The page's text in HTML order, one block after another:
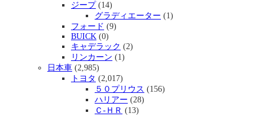
ジープ(14)
グラディエーター (1)
フォード (9)
BUICK (0)
キャデラック (2)
リンカーン (1)
日本車 (2,985)
トヨタ (2,017)
５０プリウス (156)
ハリアー (28)
Ｃ-ＨＲ (13)